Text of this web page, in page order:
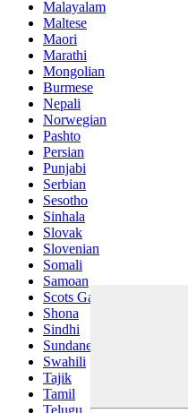
Malayalam
Maltese
Maori
Marathi
Mongolian
Burmese
Nepali
Norwegian
Pashto
Persian
Punjabi
Serbian
Sesotho
Sinhala
Slovak
Slovenian
Somali
Samoan
Scots Gaelic
Shona
Sindhi
Sundanese
Swahili
Tajik
Tamil